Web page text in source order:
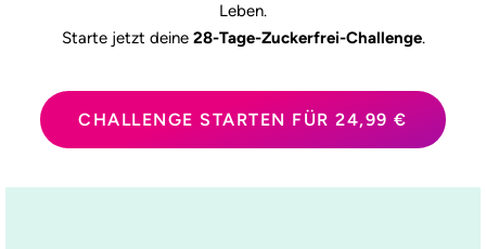
Leben.
Starte jetzt deine 28-Tage-Zuckerfrei-Challenge.
CHALLENGE STARTEN FÜR 24,99 €